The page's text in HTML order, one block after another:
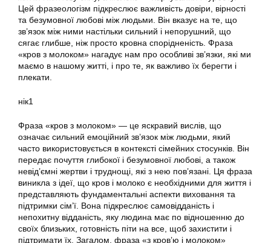
Цей фразеологізм підкреслює важливість довіри, вірності
та безумовної любові між людьми. Він вказує на те, що
зв’язок між ними настільки сильний і непорушний, що
сягає глибше, ніж просто кровна спорідненість. Фраза
«кров з молоком» нагадує нам про особливі зв’язки, які ми
маємо в нашому житті, і про те, як важливо їх берегти і
плекати.
нік1
Фраза «кров з молоком» — це яскравий вислів, що
означає сильний емоційний зв’язок між людьми, який
часто використовується в контексті сімейних стосунків. Він
передає почуття глибокої і безумовної любові, а також
невід’ємні жертви і труднощі, які з нею пов’язані. Ця фраза
виникла з ідеї, що кров і молоко є необхідними для життя і
представляють фундаментальні аспекти виховання та
підтримки сім’ї. Вона підкреслює самовідданість і
непохитну відданість, яку людина має по відношенню до
своїх близьких, готовність піти на все, щоб захистити і
підтримати їх. Загалом, фраза «з кров’ю і молоком»